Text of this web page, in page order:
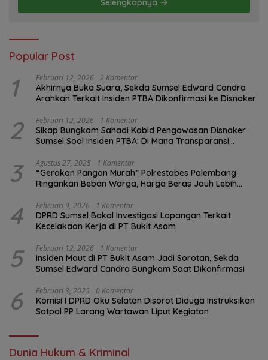
Selengkapnya
Popular Post
1 Februari 12, 2026 2 Komentar
Akhirnya Buka Suara, Sekda Sumsel Edward Candra
Arahkan Terkait Insiden PTBA Dikonfirmasi ke Disnaker
2 Februari 12, 2026 1 Komentar
Sikap Bungkam Sahadi Kabid Pengawasan Disnaker
Sumsel Soal Insiden PTBA: Di Mana Transparansi
3 Agustus 27, 2025 1 Komentar
“Gerakan Pangan Murah” Polrestabes Palembang
Ringankan Beban Warga, Harga Beras Jauh Lebih
4 Februari 9, 2026 1 Komentar
DPRD Sumsel Bakal Investigasi Lapangan Terkait
Kecelakaan Kerja di PT Bukit Asam
5 Februari 12, 2026 1 Komentar
Insiden Maut di PT Bukit Asam Jadi Sorotan, Sekda
Sumsel Edward Candra Bungkam Saat Dikonfirmasi
6 Februari 3, 2025 0 Komentar
Komisi I DPRD Oku Selatan Disorot Diduga Instruksikan
Satpol PP Larang Wartawan Liput Kegiatan
Dunia Hukum & Kriminal